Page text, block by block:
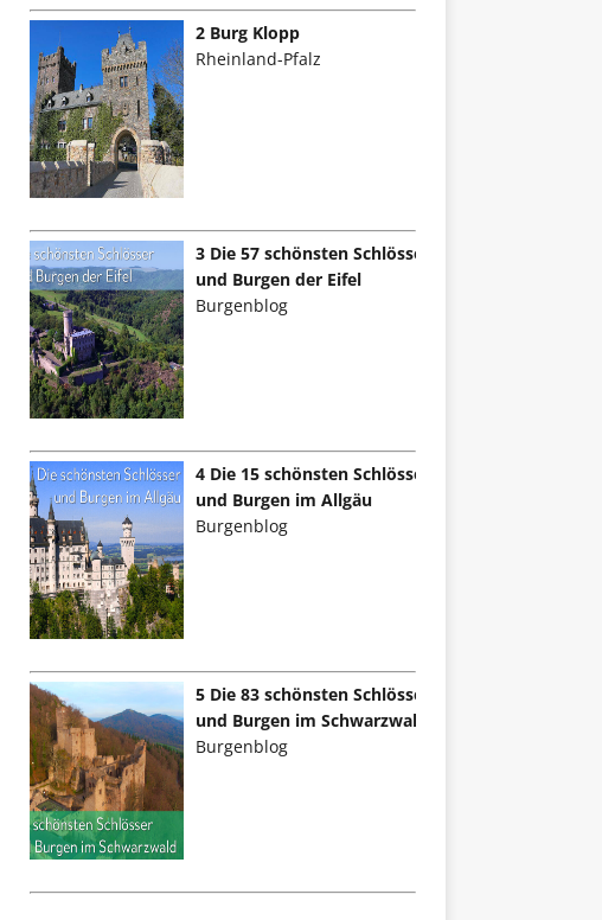
2 Burg Klopp
Rheinland-Pfalz
3 Die 57 schönsten Schlösser
und Burgen der Eifel
Burgenblog
4 Die 15 schönsten Schlösser
und Burgen im Allgäu
Burgenblog
5 Die 83 schönsten Schlösser
und Burgen im Schwarzwald
Burgenblog